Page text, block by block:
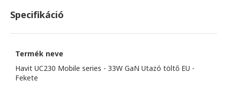
Specifikáció
Termék neve
Havit UC230 Mobile series - 33W GaN Utazó töltő EU -
Fekete